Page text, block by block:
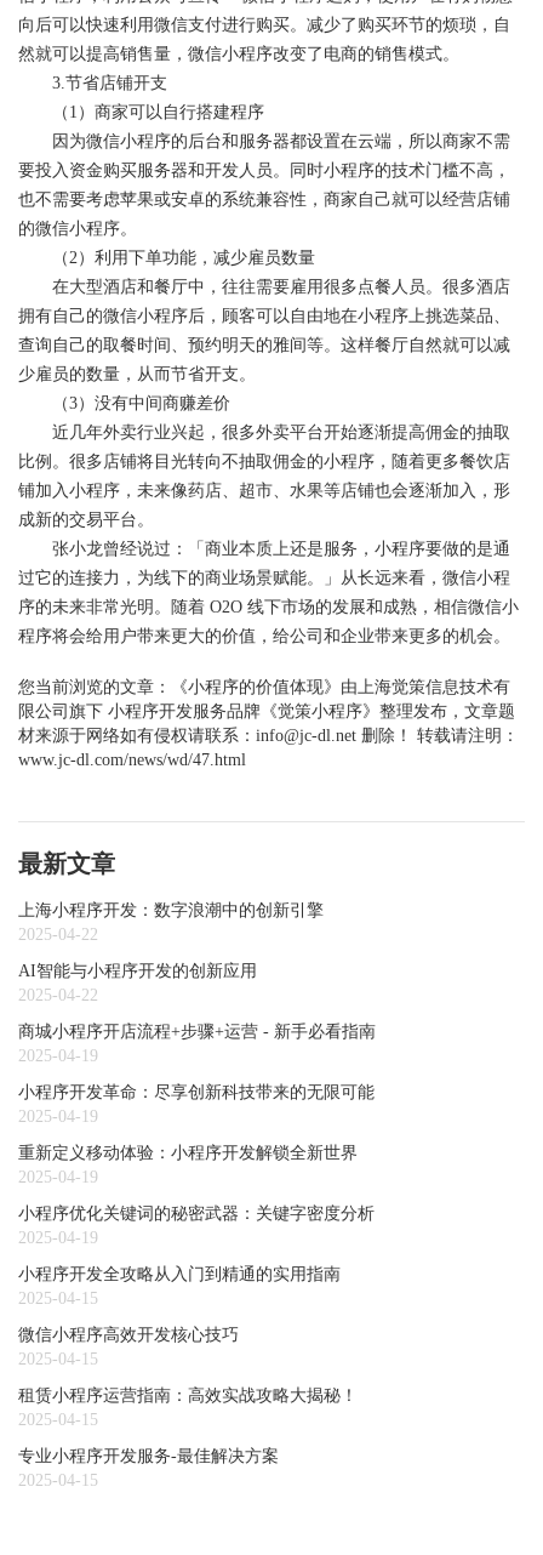
向后可以快速利用微信支付进行购买。减少了购买环节的烦琐，自
然就可以提高销售量，微信小程序改变了电商的销售模式。
3.节省店铺开支
（1）商家可以自行搭建程序
因为微信小程序的后台和服务器都设置在云端，所以商家不需
要投入资金购买服务器和开发人员。同时小程序的技术门槛不高，
也不需要考虑苹果或安卓的系统兼容性，商家自己就可以经营店铺
的微信小程序。
（2）利用下单功能，减少雇员数量
在大型酒店和餐厅中，往往需要雇用很多点餐人员。很多酒店
拥有自己的微信小程序后，顾客可以自由地在小程序上挑选菜品、
查询自己的取餐时间、预约明天的雅间等。这样餐厅自然就可以减
少雇员的数量，从而节省开支。
（3）没有中间商赚差价
近几年外卖行业兴起，很多外卖平台开始逐渐提高佣金的抽取
比例。很多店铺将目光转向不抽取佣金的小程序，随着更多餐饮店
铺加入小程序，未来像药店、超市、水果等店铺也会逐渐加入，形
成新的交易平台。
张小龙曾经说过：「商业本质上还是服务，小程序要做的是通
过它的连接力，为线下的商业场景赋能。」从长远来看，微信小程
序的未来非常光明。随着 O2O 线下市场的发展和成熟，相信微信小
程序将会给用户带来更大的价值，给公司和企业带来更多的机会。
您当前浏览的文章： 《小程序的价值体现》 由上海觉策信息技术有
限公司旗下 小程序开发服务品牌《觉策小程序》整理发布，文章题
材来源于网络如有侵权请联系：info@jc-dl.net 删除！ 转载请注明：
www.jc-dl.com/news/wd/47.html
最新文章
上海小程序开发：数字浪潮中的创新引擎
2025-04-22
AI智能与小程序开发的创新应用
2025-04-22
商城小程序开店流程+步骤+运营 - 新手必看指南
2025-04-19
小程序开发革命：尽享创新科技带来的无限可能
2025-04-19
重新定义移动体验：小程序开发解锁全新世界
2025-04-19
小程序优化关键词的秘密武器：关键字密度分析
2025-04-19
小程序开发全攻略从入门到精通的实用指南
2025-04-15
微信小程序高效开发核心技巧
2025-04-15
租赁小程序运营指南：高效实战攻略大揭秘！
2025-04-15
专业小程序开发服务-最佳解决方案
2025-04-15